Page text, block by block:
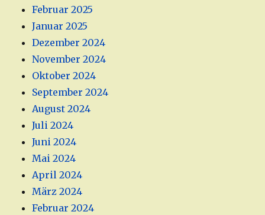
Februar 2025
Januar 2025
Dezember 2024
November 2024
Oktober 2024
September 2024
August 2024
Juli 2024
Juni 2024
Mai 2024
April 2024
März 2024
Februar 2024